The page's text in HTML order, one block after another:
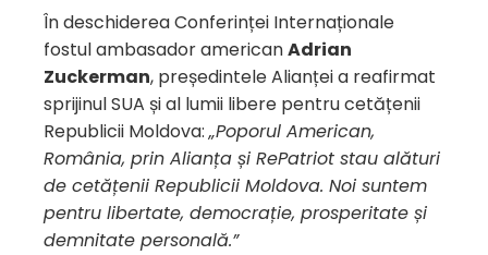
În deschiderea Conferinței Internaționale
fostul ambasador americanAdrian
Zuckerman, președintele Alianței a reafirmat
sprijinul SUA și al lumii libere pentru cetățenii
Republicii Moldova:„Poporul American,
România, prin Alianța și RePatriot stau alături
de cetățenii Republicii Moldova. Noi suntem
pentru libertate, democrație, prosperitate și
demnitate personală.”